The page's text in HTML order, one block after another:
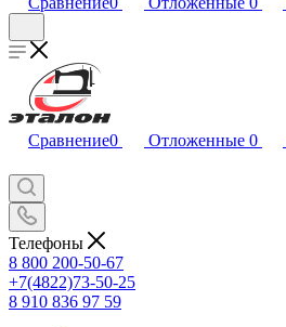
Сравнение0 Отложенные 0
Телефоны
8 800 200-50-67
+7(4822)73-50-25
8 910 836 97 59